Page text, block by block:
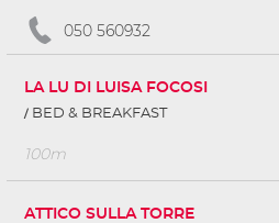
050 560932
LA LU DI LUISA FOCOSI
BED & BREAKFAST
100m
ATTICO SULLA TORRE